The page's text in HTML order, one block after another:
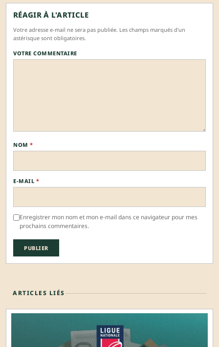
RÉAGIR À L'ARTICLE
Votre adresse e-mail ne sera pas publiée. Les champs marqués d'un
astérisque sont obligatoires.
VOTRE COMMENTAIRE
NOM *
E-MAIL *
Enregistrer mon nom et mon e-mail dans ce navigateur pour mes
prochains commentaires.
ARTICLES LIÉS